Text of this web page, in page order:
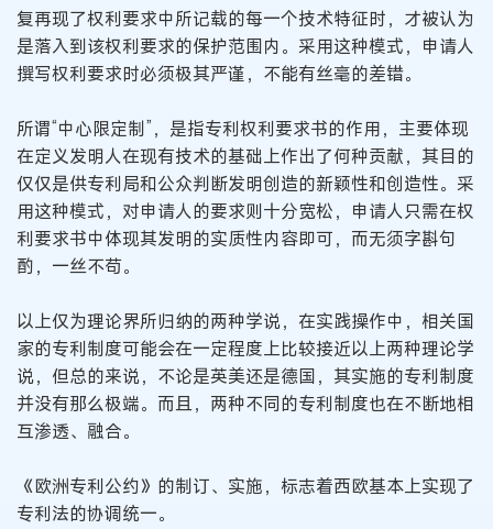
复再现了权利要求中所记载的每一个技术特征时，才被认为
是落入到该权利要求的保护范围内。采用这种模式，申请人
撰写权利要求时必须极其严谨，不能有丝毫的差错。
所谓“中心限定制”，是指专利权利要求书的作用，主要体现
在定义发明人在现有技术的基础上作出了何种贡献，其目的
仅仅是供专利局和公众判断发明创造的新颖性和创造性。采
用这种模式，对申请人的要求则十分宽松，申请人只需在权
利要求书中体现其发明的实质性内容即可，而无须字斟句
酌，一丝不苟。
以上仅为理论界所归纳的两种学说，在实践操作中，相关国
家的专利制度可能会在一定程度上比较接近以上两种理论学
说，但总的来说，不论是英美还是德国，其实施的专利制度
并没有那么极端。而且，两种不同的专利制度也在不断地相
互渗透、融合。
《欧洲专利公约》的制订、实施，标志着西欧基本上实现了
专利法的协调统一。